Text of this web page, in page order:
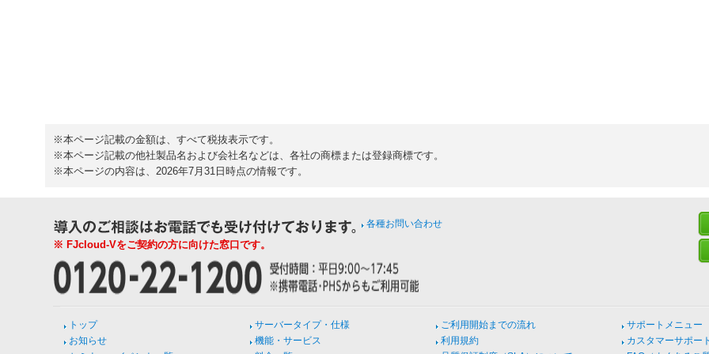
※本ページ記載の金額は、すべて税抜表示です。
※本ページ記載の他社製品名および会社名などは、各社の商標または登録商標です。
※本ページの内容は、2026年7月31日時点の情報です。
各種お問い合わせ
※ FJcloud-Vをご契約の方に向けた窓口です。
トップ
お知らせ
サーバータイプ・仕様
機能・サービス
ご利用開始までの流れ
利用規約
サポートメニュー
カスタマーサポー